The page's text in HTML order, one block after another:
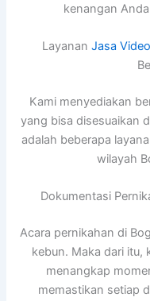
kenangan
Layanan Jasa
Kami menyediakan
yang bisa disesuaikan
adalah beberapa
wilayah
Dokumentasi
Acara pernikahan di
kebun. Maka dari itu,
menangkap
memastikan setiap